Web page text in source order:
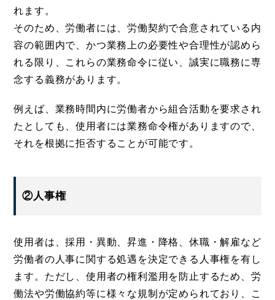
れます。
そのため、労働者には、労働契約で合意されている内
容の範囲内で、かつ業務上の必要性や合理性が認めら
れる限り、これらの業務命令に従い、誠実に職務に専
念する義務があります。
例えば、業務時間内に労働者から組合活動を要求され
たとしても、使用者には業務命令権がありますので、
それを根拠に拒否することが可能です。
②人事権
使用者は、採用・異動、昇進・降格、休職・解雇など
労働者の人事に関する処遇を決定できる人事権を有し
ます。ただし、使用者の権利濫用を防止するため、労
働法や労働協約等に様々な規制が定められており、こ